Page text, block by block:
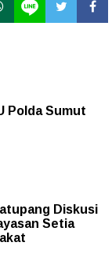
Polda Sumut
Diskusi
Setia